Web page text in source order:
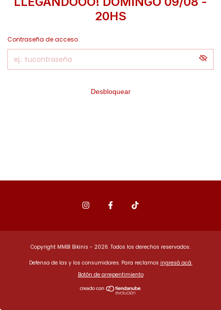
20HS
Contraseña de acceso
Desbloquear
Copyright MMBI Bikinis - 2026. Todos los derechos reservados.
Defensa de las y los consumidores. Para reclamos ingresá acá.
Botón de arrepentimiento